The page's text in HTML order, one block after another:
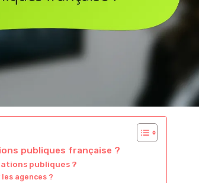
publiques française ?
publiques ?
agences ?